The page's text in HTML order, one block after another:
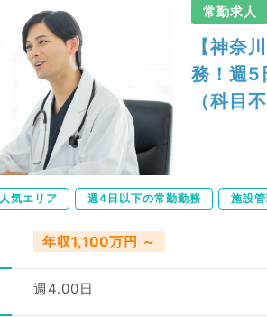
常勤求人
【神奈
務！週5
（科目
人気エリア 週4日以下の常勤勤務 施設
年収1,100万円 ～
週4.00日